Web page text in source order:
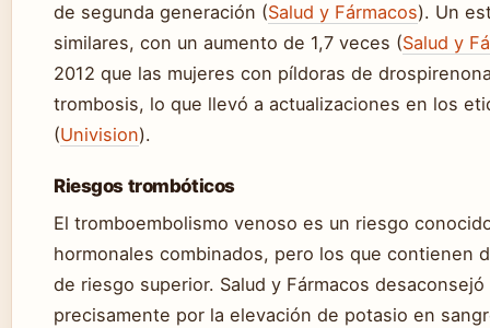
de segunda generación (Salud y Fármacos). Un
similares, con un aumento de 1,7 veces (Salud y
2012 que las mujeres con píldoras de
trombosis, lo que llevó a actualizaciones en los
(Univision).
Riesgos trombóticos
El tromboembolismo venoso es un riesgo
hormonales combinados, pero los que contienen
de riesgo superior. Salud y Fármacos
precisamente por la elevación de potasio en